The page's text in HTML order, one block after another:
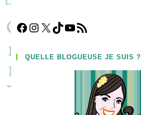
Facebook
Instagram
X TikTokYouTube
Flux RSS
QUELLE BLOGUEUSE JE SUIS ?